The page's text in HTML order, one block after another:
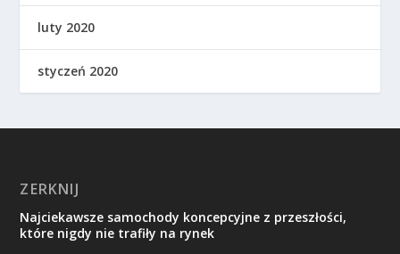
luty 2020
styczeń 2020
ZERKNIJ
Najciekawsze samochody koncepcyjne z przeszłości,
które nigdy nie trafiły na rynek